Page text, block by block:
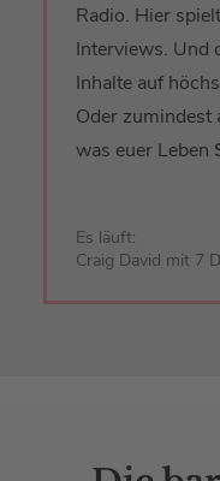
Radio. Hier
Interviews. Und
Inhalte auf
Oder zumindest
was euer Leben
Es läuft:
Craig David mit 7